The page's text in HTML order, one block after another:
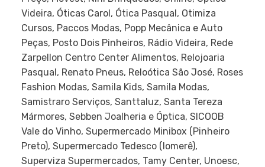
Videira, Óticas Carol, Ótica Pasqual, Otimiza
Cursos, Paccos Modas, Popp Mecânica e Auto
Peças, Posto Dois Pinheiros, Rádio Videira, Rede
Zarpellon Centro Center Alimentos, Relojoaria
Pasqual, Renato Pneus, Reloótica São José, Roses
Fashion Modas, Samila Kids, Samila Modas,
Samistraro Serviços, Santtaluz, Santa Tereza
Mármores, Sebben Joalheria e Óptica, SICOOB
Vale do Vinho, Supermercado Minibox (Pinheiro
Preto), Supermercado Tedesco (Iomerê),
Superviza Supermercados, Tamy Center, Unoesc,